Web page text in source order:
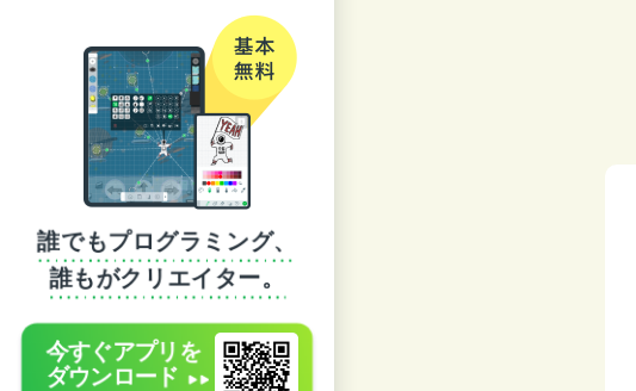
誰でもプログラミング、
誰もがクリエイター。
今すぐアプリを
ダウンロード